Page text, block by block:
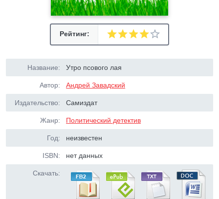
Рейтинг:
Название: Утро псового лая
Автор: Андрей Завадский
Издательство: Самиздат
Жанр: Политический детектив
Год: неизвестен
ISBN: нет данных
Скачать: